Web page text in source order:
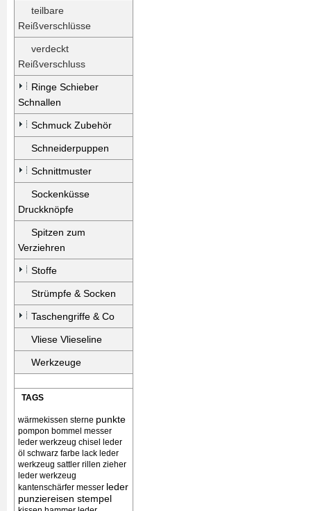
teilbare
Reißverschlüsse
verdeckt
Reißverschluss
Ringe Schieber
Schnallen
Schmuck Zubehör
Schneiderpuppen
Schnittmuster
Sockenküsse
Druckknöpfe
Spitzen zum
Verziehren
Stoffe
Strümpfe & Socken
Taschengriffe & Co
Vliese Vlieseline
Werkzeuge
TAGS
wärmekissen sterne punkte
pompon bommel messer
leder werkzeug chisel
leder
öl schwarz farbe lack leder
werkzeug sattler rillen zieher
leder werkzeug
kantenschärfer messer leder
punziereisen stempel